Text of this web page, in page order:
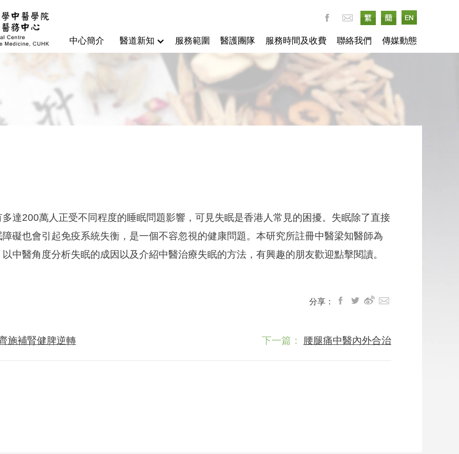
中心簡介 醫道新知 服務範圍 醫護團隊 服務時間及收費 聯絡我們 傳媒動態
達200萬人正受不同程度的睡眠問題影響，可見失眠是香港人常見的困擾。失眠除了直接
礙也會引起免疫系統失衡，是一個不容忽視的健康問題。本研究所註冊中醫梁知醫師為
中醫角度分析失眠的成因以及介紹中醫治療失眠的方法，有興趣的朋友歡迎點擊閱讀。
分享：
施補腎健脾逆轉 下一篇： 腰腿痛中醫內外合治